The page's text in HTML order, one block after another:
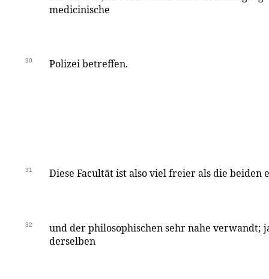
medicinische
30 Polizei betreffen.
31 Diese Facultät ist also viel freier als die beiden
32
und der philosophischen sehr nahe verwandt;
derselben